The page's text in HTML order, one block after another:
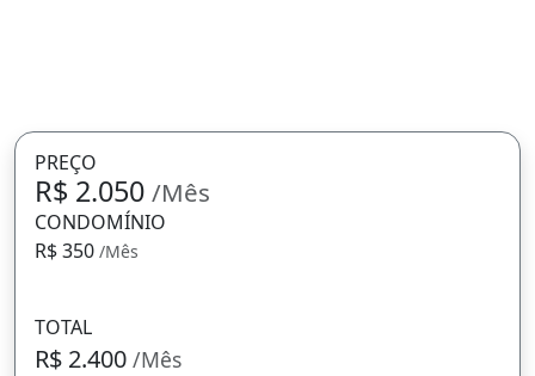
PREÇO
R$ 2.050 /Mês
CONDOMÍNIO
R$ 350 /Mês
TOTAL
R$ 2.400 /Mês